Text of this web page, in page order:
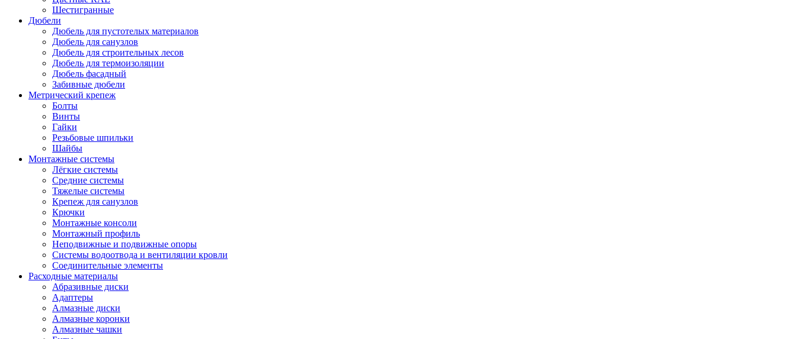
Шестигранные
Дюбели
Дюбель для пустотелых материалов
Дюбель для санузлов
Дюбель для строительных лесов
Дюбель для термоизоляции
Дюбель фасадный
Забивные дюбели
Метрический крепеж
Болты
Винты
Гайки
Резьбовые шпильки
Шайбы
Монтажные системы
Лёгкие системы
Средние системы
Тяжелые системы
Крепеж для санузлов
Крючки
Монтажные консоли
Монтажный профиль
Неподвижные и подвижные опоры
Системы водоотвода и вентиляции кровли
Соединительные элементы
Расходные материалы
Абразивные диски
Адаптеры
Алмазные диски
Алмазные коронки
Алмазные чашки